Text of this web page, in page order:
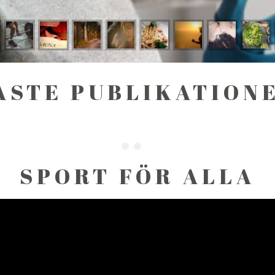
SPORT FÖR ALLA